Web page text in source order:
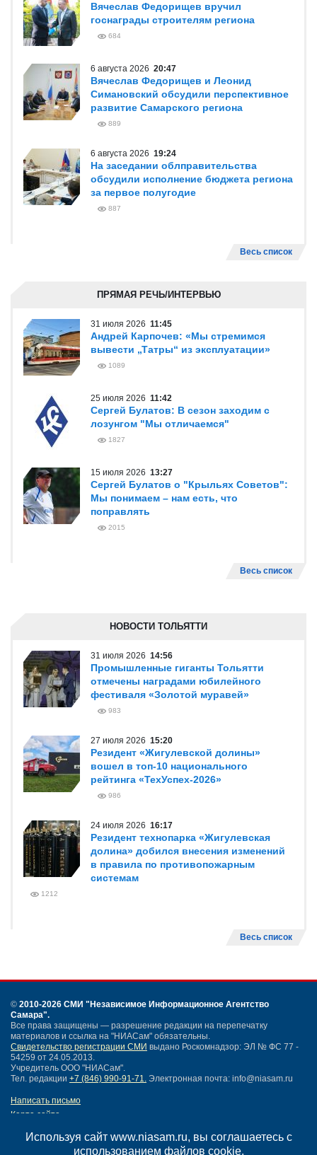
Используя сайт www.niasam.ru, вы соглашаетесь с
использованием файлов cookie.
Вячеслав Федорищев вручил
госнаграды строителям региона
684
6 августа 2026 20:47
Вячеслав Федорищев и Леонид
Симановский обсудили перспективное
развитие Самарского региона
889
6 августа 2026 19:24
На заседании облправительства
обсудили исполнение бюджета региона
за первое полугодие
887
Весь список
ПРЯМАЯ РЕЧЬ/ИНТЕРВЬЮ
31 июля 2026 11:45
Андрей Карпочев: «Мы стремимся
вывести „Татры“ из эксплуатации»
1089
25 июля 2026 11:42
Сергей Булатов: В сезон заходим с
лозунгом "Мы отличаемся"
1827
15 июля 2026 13:27
Сергей Булатов о "Крыльях Советов":
Мы понимаем – нам есть, что
поправлять
2015
Весь список
НОВОСТИ ТОЛЬЯТТИ
31 июля 2026 14:56
Промышленные гиганты Тольятти
отмечены наградами юбилейного
фестиваля «Золотой муравей»
983
27 июля 2026 15:20
Резидент «Жигулевской долины»
вошел в топ-10 национального
рейтинга «ТехУспех-2026»
986
24 июля 2026 16:17
Резидент технопарка «Жигулевская
долина» добился внесения изменений
в правила по противопожарным
системам
1212
Весь список
© 2010-2026 СМИ "Независимое Информационное Агентство
Самара".
Все права защищены — разрешение редакции на перепечатку
материалов и ссылка на "НИАСам" обязательны.
Свидетельство регистрации СМИ выдано Роскомнадзор: ЭЛ № ФС 77 -
54259 от 24.05.2013.
Учредитель ООО "НИАСам".
Тел. редакции +7 (846) 990-91-71. Электронная почта: info@niasam.ru
Написать письмо
Карта сайта
Политика конфиденциальности